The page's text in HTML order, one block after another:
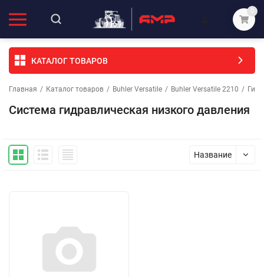
0
КАТАЛОГ ТОВАРОВ
Главная / Каталог товаров / Buhler Versatile / Buhler Versatile 2210 /
Система гидравлическая низкого давления
Название